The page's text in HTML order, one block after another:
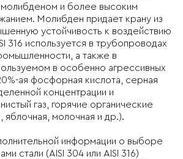
и более высоким
Молибден придает крану из
устойчивость к воздействию
316 используется в трубопроводах
а также в
в особенно агрессивных
ая фосфорная кислота, серная
концентрации и
газ, горячие органические
яблочная, молочная и др.).
информации о выборе
стали (AISI 304 или AISI 316)